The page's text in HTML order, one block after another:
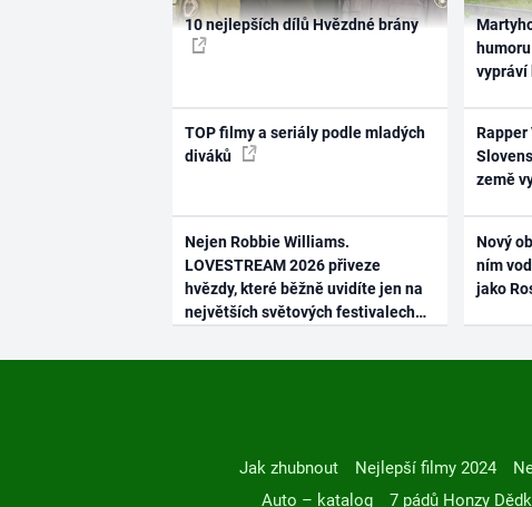
10 nejlepších dílů Hvězdné brány
TOP filmy a seriály podle mladých
diváků
Nejen Robbie Williams.
LOVESTREAM 2026 přiveze
hvězdy, které běžně uvidíte jen na
největších světových festivalech
vypráví
země
Nový
ním
jako
Jak zhubnout Nejlepší filmy 2024
Auto – katalog
7 pádů Honzy